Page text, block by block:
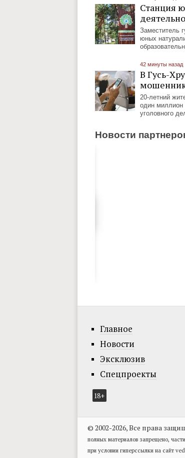
Станция
Заместитель
юных
42 минуты назад
В Гусь-
20-летний
один миллион
уголовного
Новости
Главное
Новости
Эксклюзив
Спецпроекты
18+
© 2002-2026, Все права
полных материалов запрещено,
при условии гиперссылки на сайт